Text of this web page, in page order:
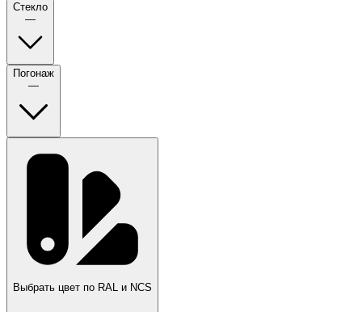
Стекло
—
Погонаж
—
Выбрать цвет по RAL и NCS